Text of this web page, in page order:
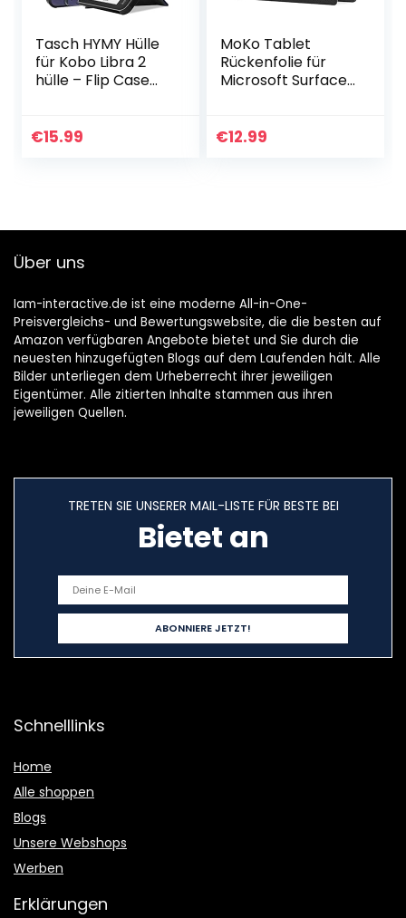
Tasch HYMY Hülle
für Kobo Libra 2
hülle – Flip Case
€15.99
MoKo Tablet
Rückenfolie für
Microsoft Surface
Touchscreen, PU
13-Zoll, Schwarz
€12.99
Über uns
Iam-interactive.de ist eine moderne All-in-One-
Preisvergleichs- und Bewertungswebsite, die die besten auf
Amazon verfügbaren Angebote bietet und Sie durch die
neuesten hinzugefügten Blogs auf dem Laufenden hält. Alle
Bilder unterliegen dem Urheberrecht ihrer jeweiligen
Eigentümer. Alle zitierten Inhalte stammen aus ihren
jeweiligen Quellen.
TRETEN SIE UNSERER MAIL-LISTE FÜR BESTE BEI
Bietet an
Schnelllinks
Home
Alle shoppen
Blogs
Unsere Webshops
Werben
Erklärungen